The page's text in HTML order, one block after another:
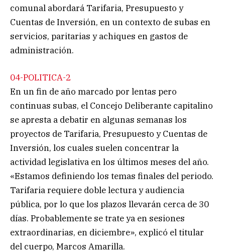
comunal abordará Tarifaria, Presupuesto y
Cuentas de Inversión, en un contexto de subas en
servicios, paritarias y achiques en gastos de
administración.
04-POLITICA-2
En un fin de año marcado por lentas pero
continuas subas, el Concejo Deliberante capitalino
se apresta a debatir en algunas semanas los
proyectos de Tarifaria, Presupuesto y Cuentas de
Inversión, los cuales suelen concentrar la
actividad legislativa en los últimos meses del año.
«Estamos definiendo los temas finales del periodo.
Tarifaria requiere doble lectura y audiencia
pública, por lo que los plazos llevarán cerca de 30
días. Probablemente se trate ya en sesiones
extraordinarias, en diciembre», explicó el titular
del cuerpo, Marcos Amarilla.